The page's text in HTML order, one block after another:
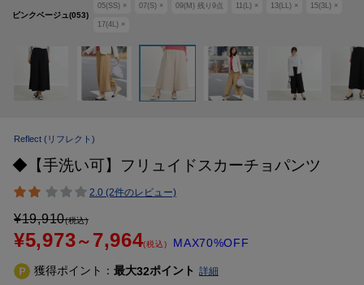
ピンクベージュ(053)
05(SS) × 07(S) × 09(M) 残り 9点 11(L) × 13(LL) × 15(3L) ×
17(4L) ×
Reflect (リフレクト)
◆【手洗い可】フリュイドスカーチョパンツ
2.0 (2件のレビュー)
¥19,910(税込)
¥5,973～ 7,964(税込) MAX70%OFF
獲得ポイント： 最大32ポイント 詳細